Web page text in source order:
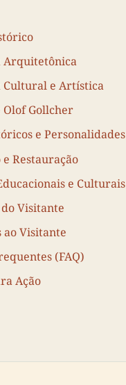
e Artística
Olof Gollcher
e Personalidades
Restauração
e Culturais
Visitante
Visitante
(FAQ)
Ação